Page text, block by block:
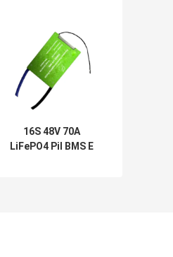
16S 48V 70A
LiFePO4 Pil BMS E